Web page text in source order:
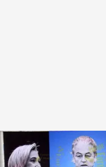
Las similitudes y